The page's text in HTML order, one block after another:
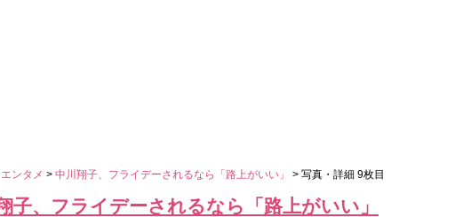
エンタメ > 中川翔子、フライデーされるなら「路上がいい」 > 写真・詳細 9枚目
子、フライデーされるなら「路上がいい」